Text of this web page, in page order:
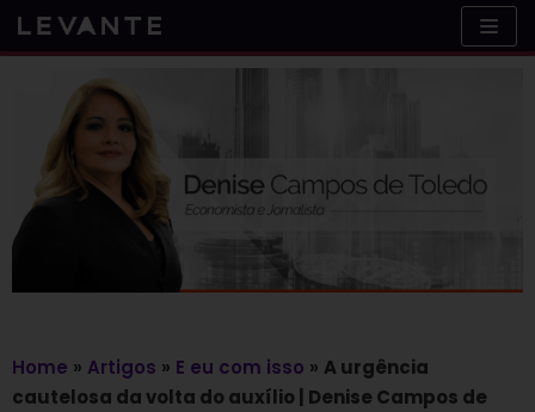
Skip
to
content
Home » Artigos » E eu com isso » A urgência
cautelosa da volta do auxílio | Denise Campos de